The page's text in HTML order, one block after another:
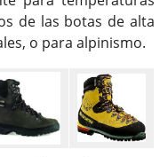
de las botas de alta
o para alpinismo.